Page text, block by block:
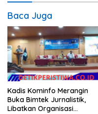
Baca Juga
Kadis Kominfo Merangin
Buka Bimtek Jurnalistik,
Libatkan Organisasi